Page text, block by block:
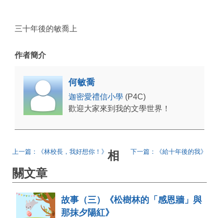
三十年後的敏喬上
作者簡介
何敏喬
迦密愛禮信小學 (P4C)
歡迎大家來到我的文學世界！
上一篇：《林校長，我好想你！》 下一篇：《給十年後的我》
相
關文章
故事（三）《松樹林的「感恩牆」與
那抹夕陽紅》